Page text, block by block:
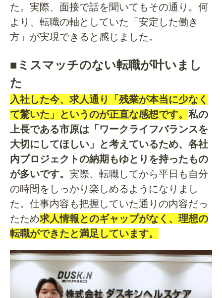
た。実際、面接で話を聞いてもその通り。何
より、転職の軸としていた「安定した働き
方」が実現できると感じました。
■ミスマッチのない転職が叶いまし
た
入社した今、求人通り「残業が本当に少なく
て驚いた」というのが正直な感想です。 私の
上長である市原は「ワークライフバランスを
大切にしてほしい」と考えているため、各社
内プロジェクトの納期もゆとりを持ったもの
が多いです。 実際、転職してから平日も自分
の時間をしっかり楽しめるようになりまし
た。仕事内容も把握していた通りの内容だっ
たため求人情報とのギャップがなく、理想の
転職ができたと満足しています。